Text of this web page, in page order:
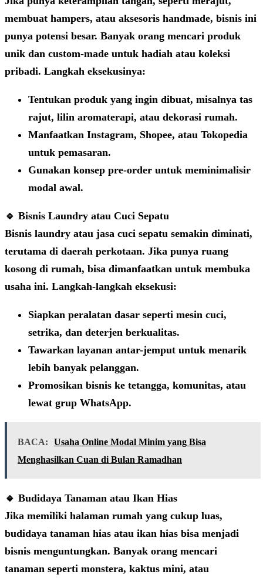
membuat hampers, atau aksesoris handmade, bisnis ini
punya potensi besar. Banyak orang mencari produk
unik dan custom-made untuk hadiah atau koleksi
pribadi. Langkah eksekusinya:
Tentukan produk yang ingin dibuat, misalnya tas
rajut, lilin aromaterapi, atau dekorasi rumah.
Manfaatkan Instagram, Shopee, atau Tokopedia
untuk pemasaran.
Gunakan konsep pre-order untuk meminimalisir
modal awal.
🔹 Bisnis Laundry atau Cuci Sepatu
Bisnis laundry atau jasa cuci sepatu semakin diminati,
terutama di daerah perkotaan. Jika punya ruang
kosong di rumah, bisa dimanfaatkan untuk membuka
usaha ini. Langkah-langkah eksekusi:
Siapkan peralatan dasar seperti mesin cuci,
setrika, dan deterjen berkualitas.
Tawarkan layanan antar-jemput untuk menarik
lebih banyak pelanggan.
Promosikan bisnis ke tetangga, komunitas, atau
lewat grup WhatsApp.
BACA:
Usaha Online Modal Minim yang Bisa
Menghasilkan Cuan di Bulan Ramadhan
🔹 Budidaya Tanaman atau Ikan Hias
Jika memiliki halaman rumah yang cukup luas,
budidaya tanaman hias atau ikan hias bisa menjadi
bisnis menguntungkan. Banyak orang mencari
tanaman seperti monstera, kaktus mini, atau